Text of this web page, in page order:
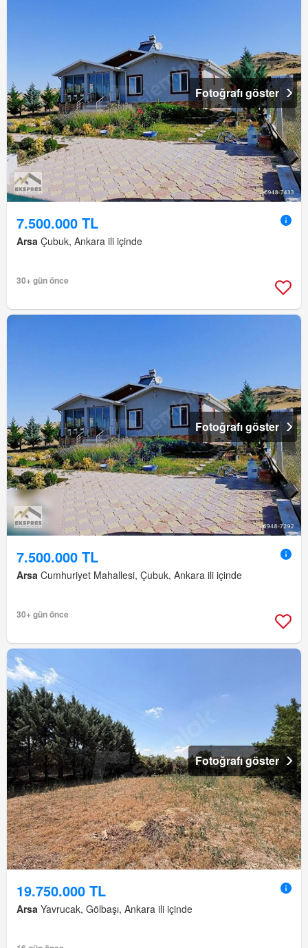
Fotoğrafı göster
7.500.000 TL
Arsa Çubuk, Ankara ili içinde
30+ gün önce
Fotoğrafı göster
7.500.000 TL
Arsa Cumhuriyet Mahallesi, Çubuk, Ankara ili içinde
30+ gün önce
Fotoğrafı göster
19.750.000 TL
Arsa Yavrucak, Gölbaşı, Ankara ili içinde